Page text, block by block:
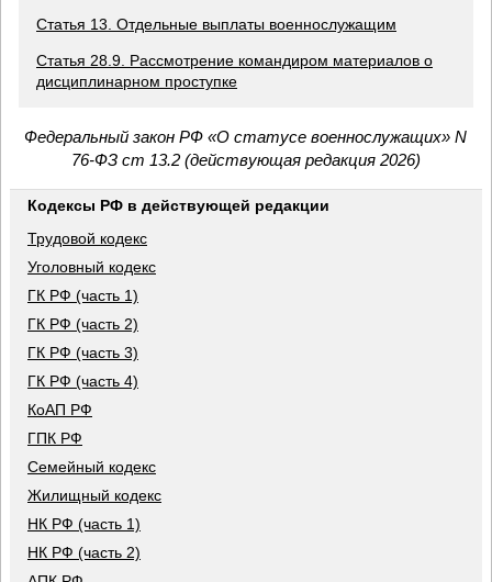
Статья 13. Отдельные выплаты военнослужащим
Статья 28.9. Рассмотрение командиром материалов о
дисциплинарном проступке
Федеральный закон РФ «О статусе военнослужащих» N
76-ФЗ ст 13.2 (действующая редакция 2026)
Кодексы РФ в действующей редакции
Трудовой кодекс
Уголовный кодекс
ГК РФ (часть 1)
ГК РФ (часть 2)
ГК РФ (часть 3)
ГК РФ (часть 4)
КоАП РФ
ГПК РФ
Семейный кодекс
Жилищный кодекс
НК РФ (часть 1)
НК РФ (часть 2)